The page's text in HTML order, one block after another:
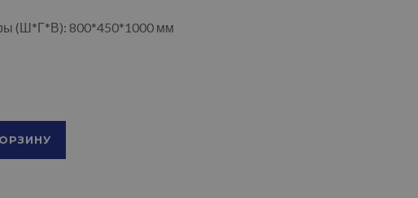
(Ш*Г*В): 800*450*1000 мм